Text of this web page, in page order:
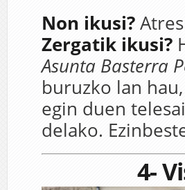
Non ikusi?
Zergatik ikusi?
Asunta Basterra
buruzko lan hau,
egin duen
delako.
4-